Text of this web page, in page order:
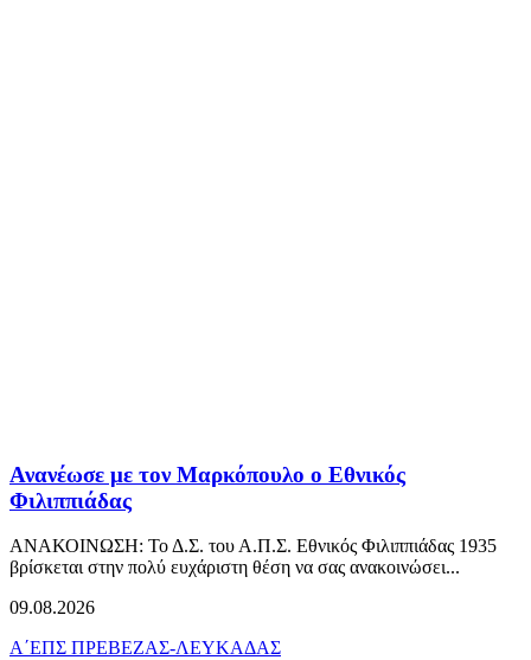
Ανανέωσε με τον Μαρκόπουλο ο Εθνικός
Φιλιππιάδας
ΑΝΑΚΟΙΝΩΣΗ: Το Δ.Σ. του Α.Π.Σ. Εθνικός Φιλιππιάδας 1935
βρίσκεται στην πολύ ευχάριστη θέση να σας ανακοινώσει...
09.08.2026
Α΄ΕΠΣ ΠΡΕΒΕΖΑΣ-ΛΕΥΚΑΔΑΣ